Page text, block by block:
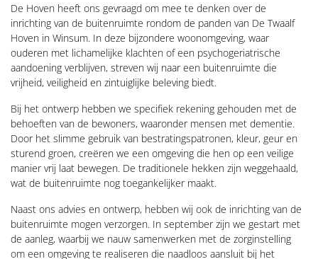
De Hoven heeft ons gevraagd om mee te denken over de
inrichting van de buitenruimte rondom de panden van De Twaalf
Hoven in Winsum. In deze bijzondere woonomgeving, waar
ouderen met lichamelijke klachten of een psychogeriatrische
aandoening verblijven, streven wij naar een buitenruimte die
vrijheid, veiligheid en zintuiglijke beleving biedt.
Bij het ontwerp hebben we specifiek rekening gehouden met de
behoeften van de bewoners, waaronder mensen met dementie.
Door het slimme gebruik van bestratingspatronen, kleur, geur en
sturend groen, creëren we een omgeving die hen op een veilige
manier vrij laat bewegen. De traditionele hekken zijn weggehaald,
wat de buitenruimte nog toegankelijker maakt.
Naast ons advies en ontwerp, hebben wij ook de inrichting van de
buitenruimte mogen verzorgen. In september zijn we gestart met
de aanleg, waarbij we nauw samenwerken met de zorginstelling
om een omgeving te realiseren die naadloos aansluit bij het